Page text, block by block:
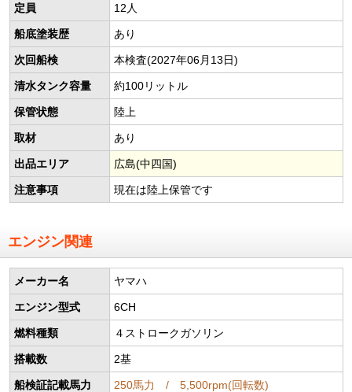
定員 12人
船底塗装歴 あり
次回船検 本検査(2027年06月13日)
清水タンク容量 約100リットル
保管状態 陸上
取材 あり
出品エリア 広島(中四国)
注意事項 現在は陸上保管です
エンジン関連
メーカー名 ヤマハ
エンジン型式 6CH
燃料種類 ４ストロークガソリン
搭載数 2基
船検証記載馬力 250馬力 / 5,500rpm(回転数)